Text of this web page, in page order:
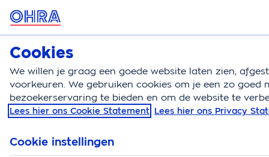
MENU
Kattenverzekering
Kattenverzekering Kattenrassen Maine coon
Maine coon kat kopen
Cookies
We willen je graag een goede website laten zien,
voorkeuren. We gebruiken cookies om je een zo goed
bezoekerservaring te bieden en om de website te
Lees hier ons Cookie Statement Lees hier ons Privacy
Cookie instellingen